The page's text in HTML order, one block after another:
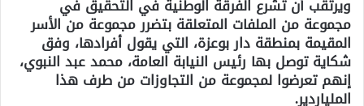
ويرتقب أن تشرع الفرقة الوطنية في التحقيق في
مجموعة من الملفات المتعلقة بتضرر مجموعة من الأسر
المقيمة بمنطقة دار بوعزة، التي يقول أفرادها، وفق
شكاية توصل بها رئيس النيابة العامة، محمد عبد النبوي،
إنهم تعرضوا لمجموعة من التجاوزات من طرف هذا
الملياردير.